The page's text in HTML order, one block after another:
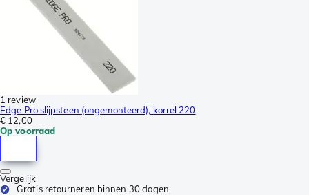
1 review
Edge Pro slijpsteen (ongemonteerd), korrel 220
€ 12,00
Op voorraad
Vergelijk
Gratis retourneren binnen 30 dagen